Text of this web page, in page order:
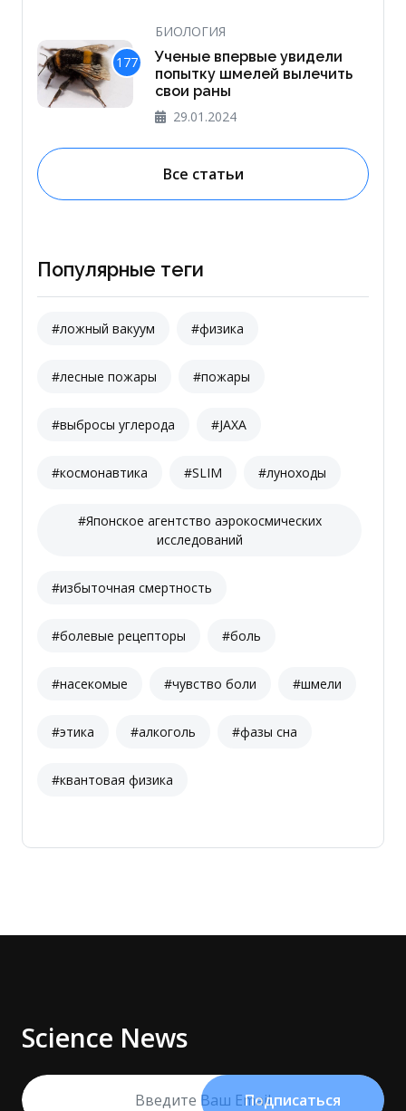
177
БИОЛОГИЯ
Ученые впервые увидели
попытку шмелей вылечить
свои раны
29.01.2024
Все статьи
Популярные теги
#ложный вакуум #физика
#лесные пожары #пожары
#выбросы углерода #JAXA
#космонавтика #SLIM #луноходы
#Японское агентство аэрокосмических
исследований
#избыточная смертность
#болевые рецепторы #боль
#насекомые #чувство боли #шмели
#этика #алкоголь #фазы сна
#квантовая физика
Science News
Подписаться